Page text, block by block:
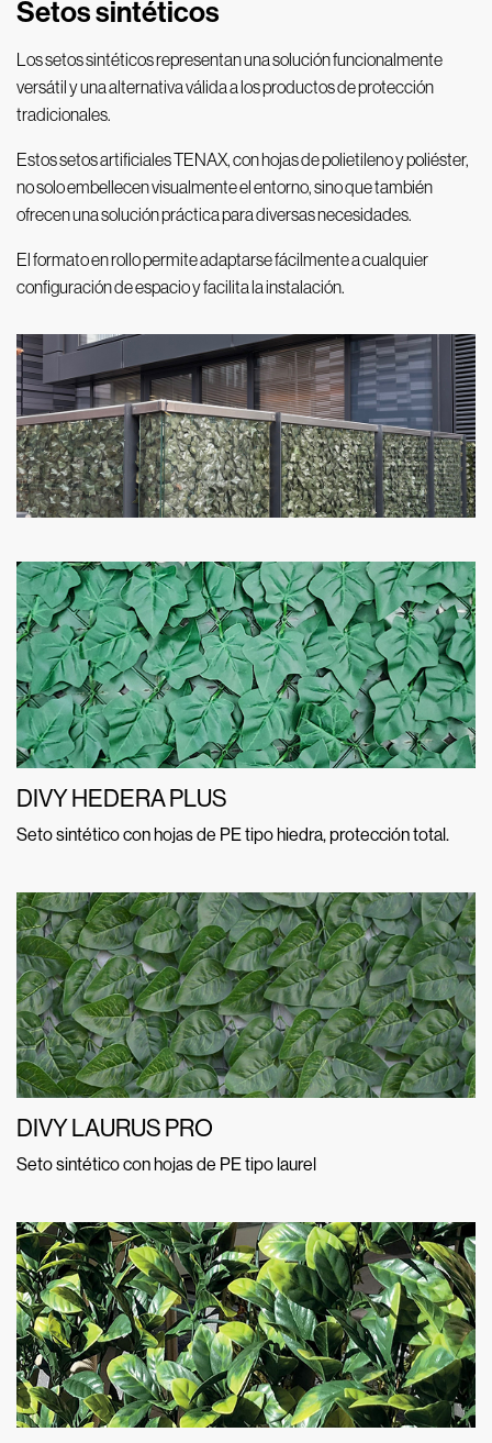
Setos sintéticos
Los setos sintéticos representan una solución funcionalmente
versátil y una alternativa válida a los productos de protección
tradicionales.
Estos setos artificiales TENAX, con hojas de polietileno y poliéster,
no solo embellecen visualmente el entorno, sino que también
ofrecen una solución práctica para diversas necesidades.
El formato en rollo permite adaptarse fácilmente a cualquier
configuración de espacio y facilita la instalación.
DIVY HEDERA PLUS
Seto sintético con hojas de PE tipo hiedra, protección total.
DIVY LAURUS PRO
Seto sintético con hojas de PE tipo laurel